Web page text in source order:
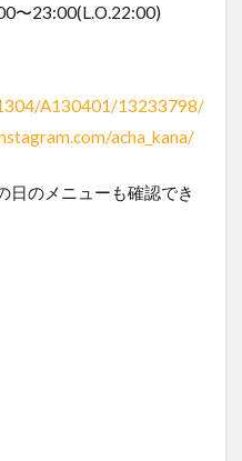
〜23:00(L.O.22:00)
A130401/13233798/
acha_kana/
日のメニューも確認でき